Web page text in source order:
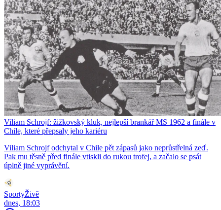
Viliam Schrojf: žižkovský kluk, nejlepší brankář MS 1962 a finále v
Chile, které přepsaly jeho kariéru
Viliam Schrojf odchytal v Chile pět zápasů jako neprůstřelná zeď.
Pak mu těsně před finále vtiskli do rukou trofej, a začalo se psát
úplně jiné vyprávění.
SportyŽivě
dnes, 18:03